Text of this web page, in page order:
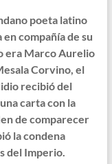
poeta latino
compañía de su
era Marco Aurelio
Corvino, el
recibió del
carta con la
de comparecer
la condena
del Imperio.